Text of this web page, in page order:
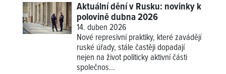
Aktuální dění v Rusku: novinky k
polovině dubna 2026
14. duben 2026
Nové represivní praktiky, které zavádějí
ruské úřady, stále častěji dopadají
nejen na život politicky aktivní části
společnos...